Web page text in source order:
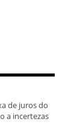
de juros do
a incertezas